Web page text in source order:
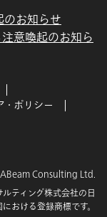
お知らせ
意喚起のお知ら
・ポリシー
Consulting Ltd.
ティング株式会社の日
おける登録商標です。